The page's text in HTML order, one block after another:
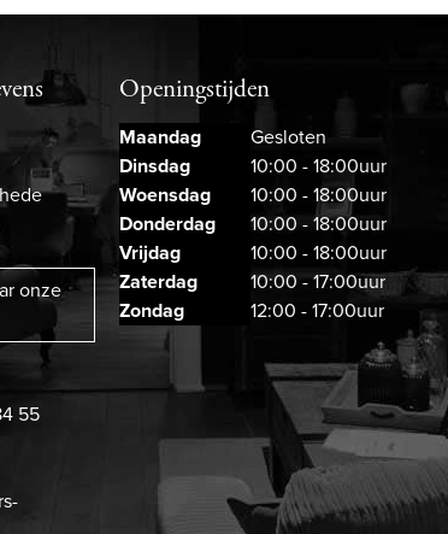
onze
55
Openingstijden
Maandag
Gesloten
Dinsdag
10:00 - 18:00uur
Woensdag
10:00 - 18:00uur
Donderdag
10:00 - 18:00uur
Vrijdag
10:00 - 18:00uur
Zaterdag
10:00 - 17:00uur
Zondag
12:00 - 17:00uur